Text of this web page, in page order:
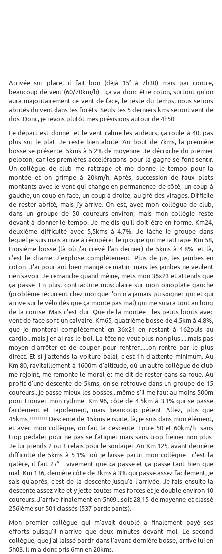
Arrivée sur place, il fait bon (déjà 15° à 7h30) mais par contre,
beaucoup de vent (60/70km/h)....ça va donc être coton, surtout qu'on
aura majoritairement ce vent de face, le reste du temps, nous serons
abrités du vent dans les forêts. Seuls les 5 derniers kms seront vent de
dos. Donc, je revois plutôt mes prévisions autour de 4h50.
Le départ est donné...et le vent calme les ardeurs, ça roule à 40, pas
plus sur le plat. Je reste bien abrité. Au bout de 7kms, la première
bosse se présente. 5kms à 5.2% de moyenne. Je décroche du premier
peloton, car les premières accélérations pour la gagne se font sentir.
Un collègue de club me rattrape et me donne le tempo pour la
montée et on grimpe à 20km/h. Après, succession de faux plats
montants avec le vent qui change en permanence de côté, un coup à
gauche, un coup en face, un coup à droite, au gré des virages. Difficile
de rester abrité, mais j'y arrive. On est, avec mon collègue de club,
dans un groupe de 50 coureurs environ, mais mon collègie reste
devant à donner le tempo. Je me dis qu'il doit être en forme. Km24,
deuxième difficulté avec 5,5kms à 4.7%. Je lâche le groupe dans
lequel je suis mais arrive à récupérer le groupe qui me rattrape. Km 58,
troisième bosse (là où j'ai crevé l'an dernier) de 5kms à 4.8%...et là,
c'est le drame. J'explose complètement. Plus de jus, les jambes en
coton. J'ai pourtant bien mangé ce matin...mais les jambes ne veulent
rien savoir. Je remanche quand même, mets mon 36x23 et attends que
ça passe. En plus, contracture musculaire sur mon omoplate gauche
(problème récurrent chez moi que l'on n'a jamais pu soigner qui et qui
arrive sur le vélo dès que ça monte pas mal) qui me suivra tout au long
de la course. Mais c'est dur. Que de la montée....les petits bouts avec
vent de face sont un calvaire. Km65, quatrième bosse de 4.5km à 4.8%,
que je monterai complètement en 36x21 en restant à 162puls au
cardio...mais j'en ai ras le bol. La tête ne veut plus non plus.....mais pas
moyen d'arrêter et de couper pour rentrer......on rentre par le plus
direct. Et si j'attends la voiture balai, c'est 1h d'attente minimum. Au
Km 80, ravitaillement à 1600m d'altitude, où un autre collègue de club
me rejoint, me remonte le moral et me dit de rester dans sa roue. Au
profit d'une descente de 5kms, on se retrouve dans un groupe de 15
coureurs...je passe mieux les bosses...même s'il me faut au moins 500m
pour trouver mon rythme. Km 96, côte de 4.5km à 3.1% qui se passe
facilement et rapidement, mais beaucoup pêtent. Allez, plus que
45kms !!!!!!!!! Descente de 15kms ensuite, là, je suis dans mon élément,
et avec mon collègue, on fait la descente. Entre 50 et 60km/h...sans
trop pédaler pour ne pas se fatiguer mais sans trop freiner non plus.
Je lui prends 2 ou 3 relais pour le soulager. Au Km 125, avant dernière
difficulté de 5kms à 5.1%...où je laisse partir mon collègue....c'est la
galère, il fait 27°.....vivement que ça passe.et ça passe tant bien que
mal. Km 136, dernière côte de 3kms à 3% qui passe assez facilement, je
sais qu'après, c'est de la descente jusqu'à l'arrivée. Je fais ensuite la
descente assez vite et y jette toutes mes forces et je double environ 10
coureurs. J'arrive finalement en 5h09...soit 28,15 de moyenne et classé
256ième sur 501 classés (537 participants).
Mon premier collègue qui m'avait doublé a finalement payé ses
efforts puisqu'il n'arrive que deux minutes devant moi. Le second
collègue, que j'ai laissé partir dans l'avant dernière bosse, arrive lui en
5h03. Il m'a donc pris 6mn en 20kms.